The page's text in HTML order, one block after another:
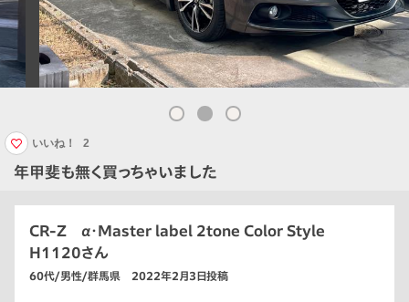
年甲斐も無く買っちゃいました
いいね！ 2
CR-Z α・Master label 2tone Color Style
H1120さん
60代/男性/群馬県 2022年2月3日投稿